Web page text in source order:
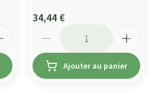
34,44 €
Ajouter au panier